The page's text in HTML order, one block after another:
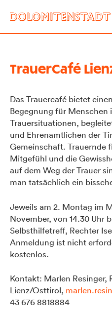
TrauerCafé
Das Trauercafé bietet
Begegnung für Menschen
Trauersituationen,
und Ehrenamtlichen der
Gemeinschaft. Trauernde
Mitgefühl und die
auf dem Weg der Trauer
man tatsächlich ein
Jeweils am 2. Montag im
November, von 14.30 Uhr
Selbsthilfetreff, Rechter
Anmeldung ist nicht
kostenlos.
Kontakt: Marlen Resinger,
Lienz/Osttirol,
43 676 8818884